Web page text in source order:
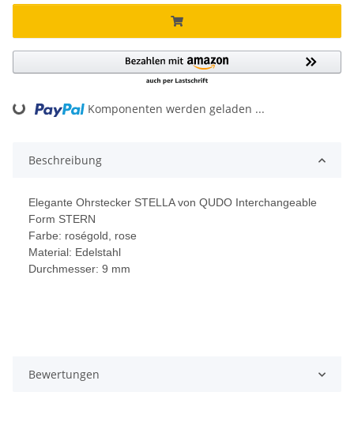
Loading... Komponenten werden geladen ...
Beschreibung
Elegante Ohrstecker STELLA von QUDO Interchangeable
Form STERN
Farbe: roségold, rose
Material: Edelstahl
Durchmesser: 9 mm
Bewertungen